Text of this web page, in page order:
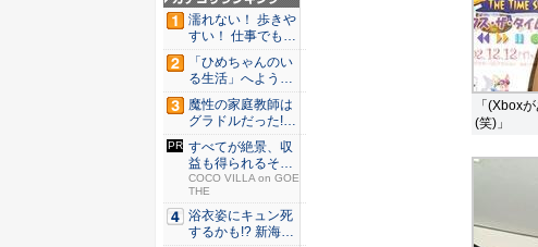
「(Xbox
(笑)」
濡れない！ 歩きや
すい！ 仕事でも履
ける...
「ひめちゃんのい
る生活」へようこ
そ！ 「...
魔性の家庭教師は
グラドルだった!?
村雨...
すべてが絶景、収
益も得られるその
仕組みと...
COCO VILLA on GOE
THE
浴衣姿にキュン死
するかも!? 新海ま